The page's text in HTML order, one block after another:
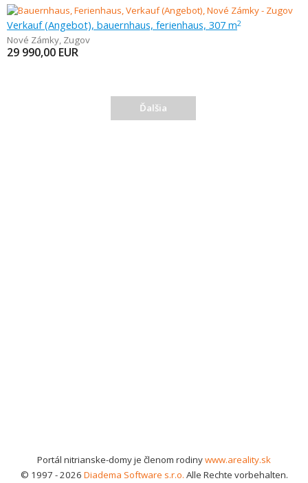
Verkauf (Angebot), bauernhaus, ferienhaus, 307 m2
Nové Zámky, Zugov
29 990,00 EUR
Ďalšia
Portál nitrianske-domy je členom rodinywww.areality.sk
© 1997 - 2026 Diadema Software s.r.o. Alle Rechte vorbehalten.